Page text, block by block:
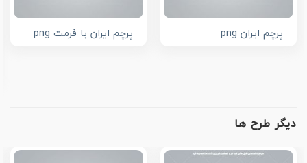
پرچم ایران png پرچم ایران با فرمت png
دیگر طرح ها